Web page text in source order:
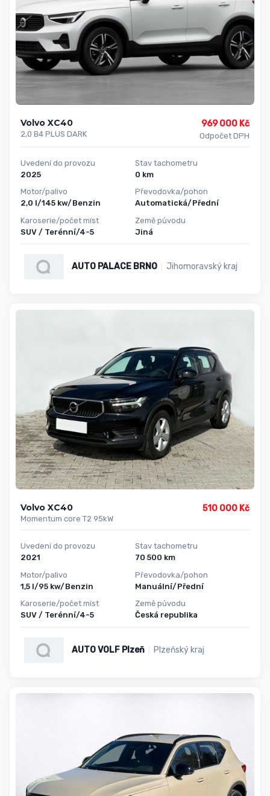
Volvo XC40
2,0 B4 PLUS DARK
969 000 Kč
Odpočet DPH
Uvedení do provozu
2025
Motor/palivo
2,0 l/145 kw/Benzin
Karoserie/počet míst
SUV / Terénní/4-5
Stav tachometru
0 km
Převodovka/pohon
Automatická/Přední
Země původu
Jiná
AUTO PALACE BRNO Jihomoravský kraj
Volvo XC40
Momentum core T2 95kW
510 000 Kč
Uvedení do provozu
2021
Motor/palivo
1,5 l/95 kw/Benzin
Karoserie/počet míst
SUV / Terénní/4-5
Stav tachometru
70 500 km
Převodovka/pohon
Manuální/Přední
Země původu
Česká republika
AUTO VOLF Plzeň Plzeňský kraj